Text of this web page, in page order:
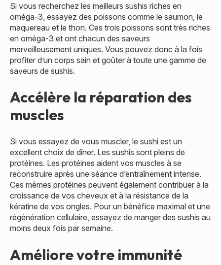
Si vous recherchez les meilleurs sushis riches en
oméga-3, essayez des poissons comme le saumon, le
maquereau et le thon. Ces trois poissons sont très riches
en oméga-3 et ont chacun des saveurs
merveilleusement uniques. Vous pouvez donc à la fois
profiter d’un corps sain et goûter à toute une gamme de
saveurs de sushis.
Accélère la réparation des
muscles
Si vous essayez de vous muscler, le sushi est un
excellent choix de dîner. Les sushis sont pleins de
protéines. Les protéines aident vos muscles à se
reconstruire après une séance d’entraînement intense.
Ces mêmes protéines peuvent également contribuer à la
croissance de vos cheveux et à la résistance de la
kératine de vos ongles. Pour un bénéfice maximal et une
régénération cellulaire, essayez de manger des sushis au
moins deux fois par semaine.
Améliore votre immunité